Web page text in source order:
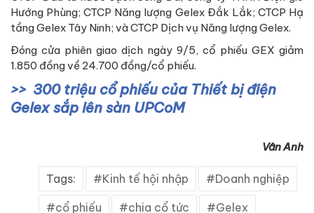
Hướng Phùng; CTCP Năng lượng Gelex Đắk Lắk; CTCP Hạ
tầng Gelex Tây Ninh; và CTCP Dịch vụ Năng lượng Gelex.
Đóng cửa phiên giao dịch ngày 9/5, cổ phiếu GEX giảm
1.850 đồng về 24.700 đồng/cổ phiếu.
300 triệu cổ phiếu của Thiết bị điện
Gelex sắp lên sàn UPCoM
Vân Anh
Tags: Kinh tế hội nhập Doanh nghiệp
cổ phiếu chia cổ tức Gelex